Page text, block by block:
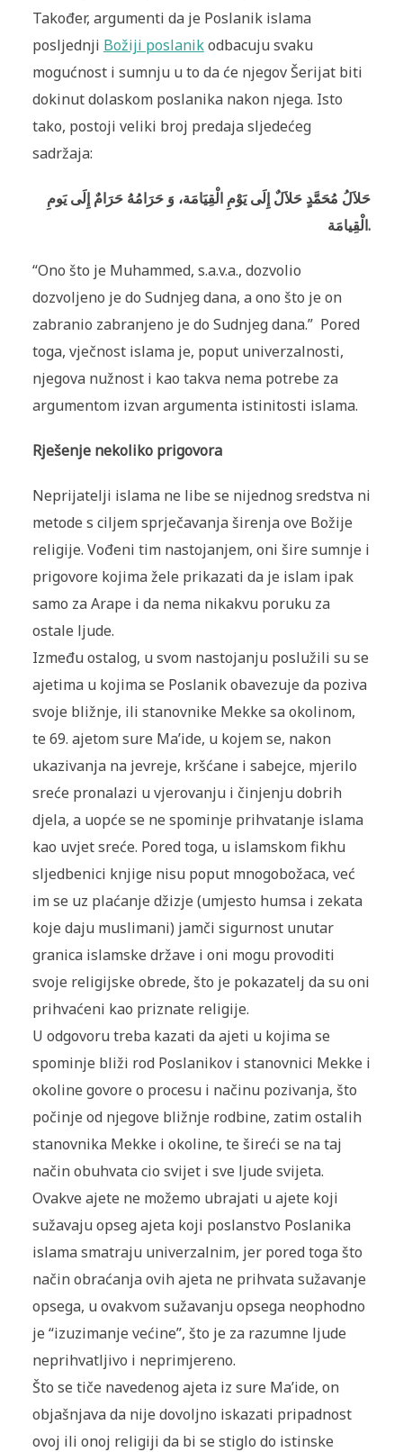
Također, argumenti da je Poslanik islama
posljednji Božiji poslanikodbacuju svaku
mogućnost i sumnju u to da će njegov Šerijat biti
dokinut dolaskom poslanika nakon njega. Isto
tako, postoji veliki broj predaja sljedećeg
sadržaja:
حَلاَلُ مُحَمَّدٍ حَلاَلٌ إِلَی يَوْمِ الْقِيَامَة، وَ حَرَامُهُ حَرَامٌ إِلَی يَومِ
الْقِيامَة.
“Ono što je Muhammed, s.a.v.a., dozvolio
dozvoljeno je do Sudnjeg dana, a ono što je on
zabranio zabranjeno je do Sudnjeg dana.” Pored
toga, vječnost islama je, poput univerzalnosti,
njegova nužnost i kao takva nema potrebe za
argumentom izvan argumenta istinitosti islama.
Rješenje nekoliko prigovora
Neprijatelji islama ne libe se nijednog sredstva ni
metode s ciljem sprječavanja širenja ove Božije
religije. Vođeni tim nastojanjem, oni šire sumnje i
prigovore kojima žele prikazati da je islam ipak
samo za Arape i da nema nikakvu poruku za
ostale ljude.
Između ostalog, u svom nastojanju poslužili su se
ajetima u kojima se Poslanik obavezuje da poziva
svoje bližnje, ili stanovnike Mekke sa okolinom,
te 69. ajetom sure Ma’ide, u kojem se, nakon
ukazivanja na jevreje, kršćane i sabejce, mjerilo
sreće pronalazi u vjerovanju i činjenju dobrih
djela, a uopće se ne spominje prihvatanje islama
kao uvjet sreće. Pored toga, u islamskom fikhu
sljedbenici knjige nisu poput mnogobožaca, već
im se uz plaćanje džizje (umjesto humsa i zekata
koje daju muslimani) jamči sigurnost unutar
granica islamske države i oni mogu provoditi
svoje religijske obrede, što je pokazatelj da su oni
prihvaćeni kao priznate religije.
U odgovoru treba kazati da ajeti u kojima se
spominje bliži rod Poslanikov i stanovnici Mekke i
okoline govore o procesu i načinu pozivanja, što
počinje od njegove bližnje rodbine, zatim ostalih
stanovnika Mekke i okoline, te šireći se na taj
način obuhvata cio svijet i sve ljude svijeta.
Ovakve ajete ne možemo ubrajati u ajete koji
sužavaju opseg ajeta koji poslanstvo Poslanika
islama smatraju univerzalnim, jer pored toga što
način obraćanja ovih ajeta ne prihvata sužavanje
opsega, u ovakvom sužavanju opsega neophodno
je “izuzimanje većine”, što je za razumne ljude
neprihvatljivo i neprimjereno.
Što se tiče navedenog ajeta iz sure Ma’ide, on
objašnjava da nije dovoljno iskazati pripadnost
ovoj ili onoj religiji da bi se stiglo do istinske